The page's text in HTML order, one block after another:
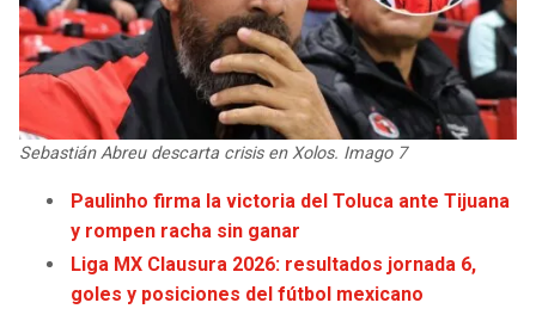
Sebastián Abreu descarta crisis en Xolos. Imago 7
Paulinho firma la victoria del Toluca ante Tijuana
y rompen racha sin ganar
Liga MX Clausura 2026: resultados jornada 6,
goles y posiciones del fútbol mexicano